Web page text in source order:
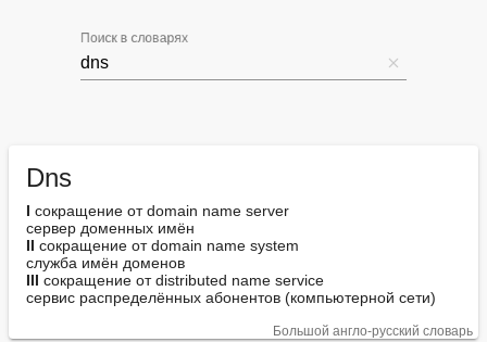
Поиск в словарях
Dns
I сокращение от domain name server
II сокращение от domain name system
III сокращение от distributed name service
сервис распределённых абонентов (компьютерной сети)
Большой англо-русский словарь